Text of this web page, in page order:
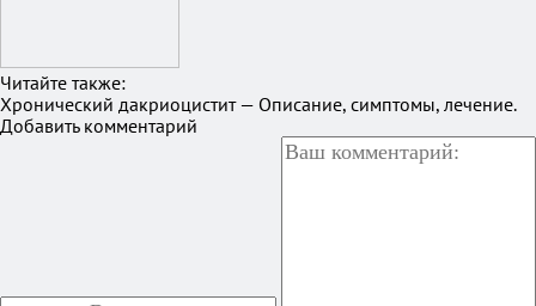
Читайте также:
Хронический дакриоцистит — Описание, симптомы, лечение.
Добавить комментарий